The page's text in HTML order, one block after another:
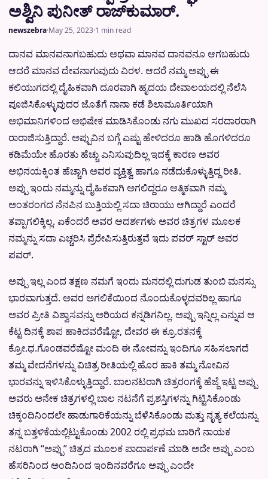
ಅಶ್ವಿನಿ ಪುನೀತ್ ರಾಜ್‍ಕುಮಾರ್.
newszebra·May 25, 2023·1 min read
ದಾನವ ಮಾನವನಾಗಬಹುದು ಅಥವಾ ಮಾನವ ದಾನವನೂ ಆಗಬಹುದು
ಆದರೆ ಮಾನವ ದೇವನಾಗುವುದು ವಿರಳ. ಆದರೆ ನಮ್ಮ ಅಪ್ಪು ಈ
ಕಲಿಯುಗದಲ್ಲಿ ದೈಹಿಕವಾಗಿ ದೂರವಾಗಿ ಹೃದಯ ದೇವಾಲಯದಲ್ಲಿ ನೆಲೆಸಿ
ಪೂಜಿಸಿಕೊಳ್ಳುವುದರ ಜೊತೆಗೆ ನಾನಾ ಕಡೆ ಶಿಲಾಮೂರ್ತಿಯಾಗಿ
ಅಭಿಮಾನಿಗಳಿಂದ ಅಭಿಷೇಕ ಮಾಡಿಸಿಕೊಂಡು ನಗು ಮುಖದ ಸರದಾರರಾಗಿ
ರಾರಾಜಿಸುತ್ತಿದ್ದಾರೆ. ಅಪ್ಪುವಿನ ಬಗ್ಗೆ ಎಷ್ಟು ಹೇಳಿದರೂ ಹಾಡಿ ಹೊಗಳಿದರೂ
ಕಡಿಮೆಯೇ ಹೊರತು ಹೆಚ್ಚು ಎನಿಸುವುದಿಲ್ಲ ಇದಕ್ಕೆ ಕಾರಣ ಅವರ
ಅಭಿನಯಕ್ಕಿಂತ ಹೆಚ್ಚಾಗಿ ಅವರ ವ್ಯಕ್ತಿತ್ವ ಹಾಗೂ ನಡೆದುಕೊಳ್ಳುತ್ತಿದ್ದ ರೀತಿ.
ಅಪ್ಪು ಇಂದು ನಮ್ಮನ್ನು ದೈಹಿಕವಾಗಿ ಅಗಲಿದ್ದರೂ ಆತ್ಮಿಕವಾಗಿ ನಮ್ಮ
ಅಂತರಂಗದ ನೆನಪಿನ ಬುತ್ತಿಯಲ್ಲಿ ಸದಾ ಚಿರಾಯು ಆಗಿದ್ದಾರೆ ಎಂದರೆ
ತಪ್ಪಾಗಲಿಕ್ಕಿಲ್ಲ. ಏಕೆಂದರೆ ಅವರ ಆದರ್ಶಗಳು ಅವರ ಚಿತ್ರಗಳ ಮೂಲಕ
ನಮ್ಮನ್ನು ಸದಾ ಎಚ್ಚರಿಸಿ ಪ್ರೆರೇಪಿಸುತ್ತಿರುತ್ತವೆ ಇದು ಪವರ್ ಸ್ಟಾರ್ ಅವರ
ಪವರ್.
ಅಪ್ಪು ಇಲ್ಲ ಎಂದ ತಕ್ಷಣ ನಮಗೆ ಇಂದು ಮನದಲ್ಲಿ ದುಗುಡ ತುಂಬಿ ಮನಸ್ಸು
ಭಾರವಾಗುತ್ತದೆ. ಅವರ ಅಗಲಿಕೆಯಿಂದ ನೊಂದುಕೊಳ್ಳದವರಿಲ್ಲ ಹಾಗೂ
ಅವರ ಪ್ರೀತಿ ವಿಶ್ವಾಸವನ್ನು ಅರಿಯದ ಕನ್ನಡಿಗನಿಲ್ಲ. ಅಪ್ಪು ಇನ್ನಿಲ್ಲ ಎನ್ನುವ ಆ
ಕೆಟ್ಟ ದಿನಕ್ಕೆ ಶಾಪ ಹಾಕಿದವರೆಷ್ಟೋ, ದೇವರ ಈ ಕ್ರೂ.ರತನಕ್ಕೆ
ಕ್ರೋ.ಧ.ಗೊಂಡವರೆಷ್ಟೋ ಮಂದಿ ಈ ನೋವನ್ನು ಇಂದಿಗೂ ಸಹಿಸಲಾಗದೆ
ತಮ್ಮ ವೇದನೆಗಳನ್ನು ವಿಚಿತ್ರ ರೀತಿಯಲ್ಲಿ ಹೊರ ಹಾಕಿ ತಮ್ಮ ನೋವಿನ
ಭಾರವನ್ನು ಇಳಿಸಿಕೊಳ್ಳುತ್ತಿದ್ದಾರೆ. ಬಾಲನಟರಾಗಿ ಚಿತ್ರರಂಗಕ್ಕೆ ಹೆಜ್ಜೆ ಇಟ್ಟ ಅಪ್ಪು
ಅವರು ಅನೇಕ ಚಿತ್ರಗಳಲ್ಲಿ ಬಾಲ ನಟನೆಗೆ ಪ್ರಶಸ್ತಿಗಳನ್ನು ಗಿಟ್ಟಿಸಿಕೊಂಡು
ಚಿಕ್ಕಂದಿನಿಂದಲೇ ಹಾಡುಗಾರಿಕೆಯನ್ನು ಬೆಳೆಸಿಕೊಂಡು ಮತ್ತು ನೃತ್ಯ ಕಲೆಯನ್ನು
ತನ್ನ ಬತ್ತಳಿಕೆಯಲ್ಲಿಟ್ಟುಕೊಂಡು 2002 ರಲ್ಲಿ ಪ್ರಥಮ ಬಾರಿಗೆ ನಾಯಕ
ನಟರಾಗಿ “ಅಪ್ಪು” ಚಿತ್ರದ ಮೂಲಕ ಪಾದಾರ್ಪಣೆ ಮಾಡಿ ಅದೇ ಅಪ್ಪು ಎಂಬ
ಹೆಸರಿನಿಂದ ಅಂದಿನಿಂದ ಇಂದಿನವರೆಗೂ ಅಪ್ಪು ಎಂದೇ